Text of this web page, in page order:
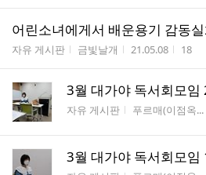
어린소녀에게서 배운용기 감동
게시판명
자유 게시판 작성자
금빛날개 작성시간
21.05.08 조회수
18
3월 대가야 독서회모임
게시판명
자유 게시판 작성자
푸르매(이점옥...
3월 대가야 독서회모임